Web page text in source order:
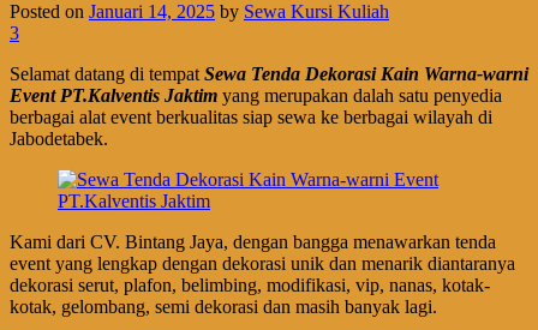
Posted on Januari 14, 2025 by Sewa Kursi Kuliah
3
Selamat datang di tempat Sewa Tenda Dekorasi Kain Warna-warni
Event PT.Kalventis Jaktim yang merupakan dalah satu penyedia
berbagai alat event berkualitas siap sewa ke berbagai wilayah di
Jabodetabek.
Kami dari CV. Bintang Jaya, dengan bangga menawarkan tenda
event yang lengkap dengan dekorasi unik dan menarik diantaranya
dekorasi serut, plafon, belimbing, modifikasi, vip, nanas, kotak-
kotak, gelombang, semi dekorasi dan masih banyak lagi.